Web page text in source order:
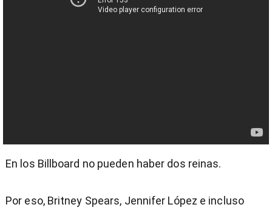
En los Billboard no pueden haber dos reinas.
Por eso, Britney Spears, Jennifer López e incluso